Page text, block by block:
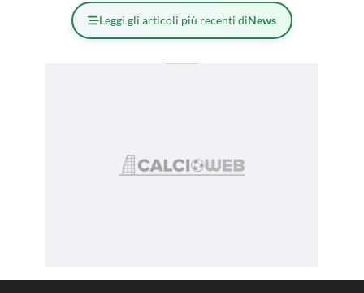
Leggi gli articoli più recenti diNews